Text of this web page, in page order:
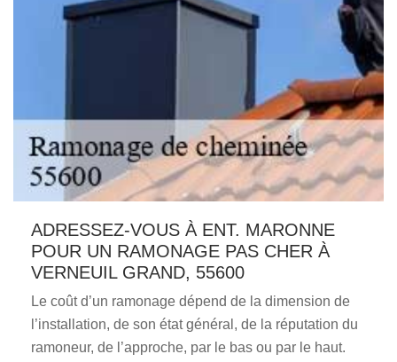
ADRESSEZ-VOUS À ENT. MARONNE
POUR UN RAMONAGE PAS CHER À
VERNEUIL GRAND, 55600
Le coût d’un ramonage dépend de la dimension de
l’installation, de son état général, de la réputation du
ramoneur, de l’approche, par le bas ou par le haut.